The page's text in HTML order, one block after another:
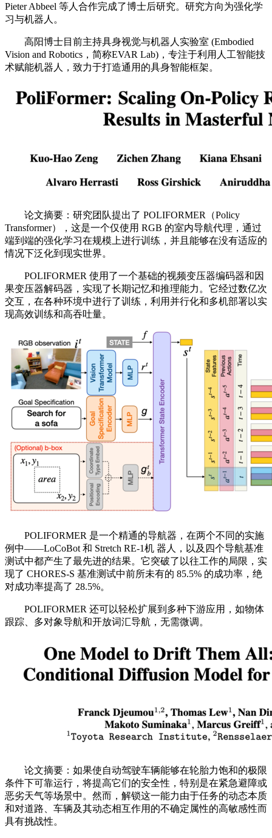
Pieter Abbeel 等人合作完成了博士后研究。研究方向为强化学
习与机器人。
高阳博士目前主持具身视觉与机器人实验室 (Embodied
Vision and Robotics，简称EVAR Lab)，专注于利用人工智能技
术赋能机器人，致力于打造通用的具身智能框架。
论文摘要：研究团队提出了 POLIFORMER（Policy
Transformer），这是一个仅使用 RGB 的室内导航代理，通过
端到端的强化学习在规模上进行训练，并且能够在没有适应的
情况下泛化到现实世界。
POLIFORMER 使用了一个基础的视频变压器编码器和因
果变压器解码器，实现了长期记忆和推理能力。它经过数亿次
交互，在各种环境中进行了训练，利用并行化和多机部署以实
现高效训练和高吞吐量。
POLIFORMER 是一个精通的导航器，在两个不同的实施
例中——LoCoBot 和 Stretch RE-1机 器人，以及四个导航基准
测试中都产生了最先进的结果。它突破了以往工作的局限，实
现了 CHORES-S 基准测试中前所未有的 85.5% 的成功率，绝
对成功率提高了 28.5%。
POLIFORMER 还可以轻松扩展到多种下游应用，如物体
跟踪、多对象导航和开放词汇导航，无需微调。
论文摘要：如果使自动驾驶车辆能够在轮胎力饱和的极限
条件下可靠运行，将提高它们的安全性，特别是在紧急避障或
恶劣天气等场景中。然而，解锁这一能力由于任务的动态本质
和对道路、车辆及其动态相互作用的不确定属性的高敏感性而
具有挑战性。